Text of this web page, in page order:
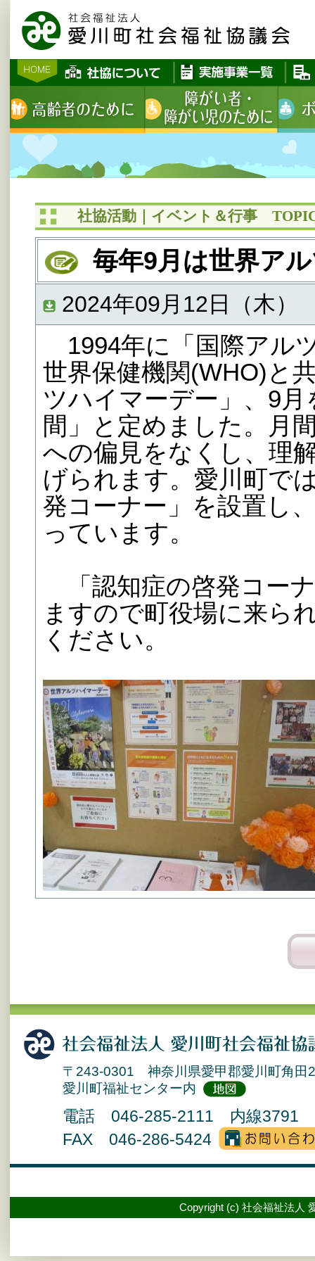
社協活動｜イベント＆行事
毎年9月は世界ア
2024年09月12日（木）
1994年に「国際アル
世界保健機関(WHO)と
ツハイマーデー」、9
間」と定めました。月
への偏見をなくし、理
げられます。愛川町で
発コーナー」を設置し
っています。
「認知症の啓発コー
ますので町役場に来ら
ください。
〒243-0301 神奈川県愛甲郡愛川町角田
愛川町福祉センター内
電話 046-285-2111 内線
FAX 046-286-5424
Copyright (c) 社会福祉法人